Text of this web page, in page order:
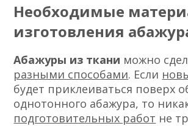
Необходимые
изготовления
Абажуры из ткани можно
разными способами. Если
будет приклеиваться поверх
однотонного абажура, то
подготовительных работ не